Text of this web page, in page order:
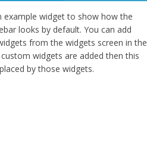
example widget to show how the
looks by default. You can add
from the widgets screen in the
widgets are added then this
by those widgets.